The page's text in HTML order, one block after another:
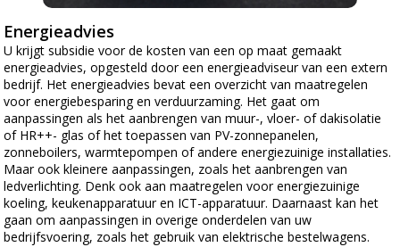
Energieadvies
U krijgt subsidie voor de kosten van een op maat gemaakt
energieadvies, opgesteld door een energieadviseur van een extern
bedrijf. Het energieadvies bevat een overzicht van maatregelen
voor energiebesparing en verduurzaming. Het gaat om
aanpassingen als het aanbrengen van muur-, vloer- of dakisolatie
of HR++- glas of het toepassen van PV-zonnepanelen,
zonneboilers, warmtepompen of andere energiezuinige installaties.
Maar ook kleinere aanpassingen, zoals het aanbrengen van
ledverlichting. Denk ook aan maatregelen voor energiezuinige
koeling, keukenapparatuur en ICT-apparatuur. Daarnaast kan het
gaan om aanpassingen in overige onderdelen van uw
bedrijfsvoering, zoals het gebruik van elektrische bestelwagens.